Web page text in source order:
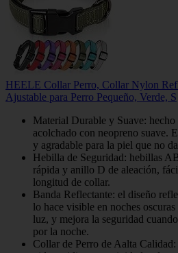
HEELE Collar Perro, Collar Nylon
Ajustable para Perro Pequeño, Verde, S
Material Durable y Suave:
acolchado con neopreno suave.
y agradable para la piel que no
Hebilla de Seguridad: hebillas
rápida y anillo D de aleación,
longitud de collar.
Banda Reflectante: el diseño
lo hace visible en noches
luz, y mejora la seguridad
por la noche.
Collar de Perro de Aalta